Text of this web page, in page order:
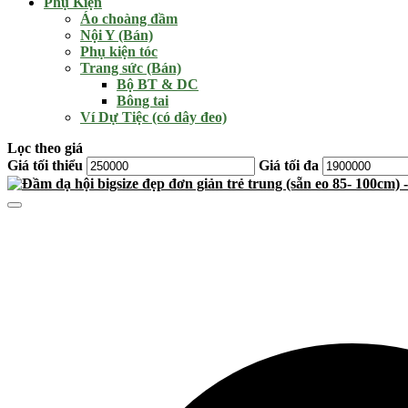
Áo choàng đầm
Nội Y (Bán)
Phụ kiện tóc
Trang sức (Bán)
Bộ BT & DC
Bông tai
Ví Dự Tiệc (có dây đeo)
Lọc theo giá
Giá tối thiểu
Giá tối đa